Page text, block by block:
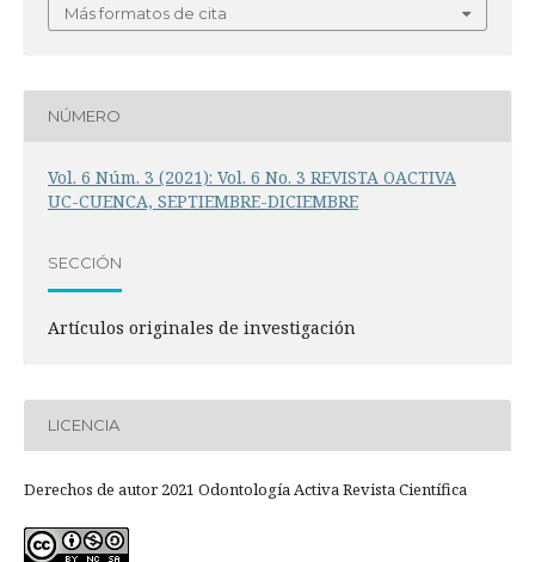
Más formatos de cita
NÚMERO
Vol. 6 Núm. 3 (2021): Vol. 6 No. 3 REVISTA OACTIVA
UC-CUENCA, SEPTIEMBRE-DICIEMBRE
SECCIÓN
Artículos originales de investigación
LICENCIA
Derechos de autor 2021 Odontología Activa Revista Científica